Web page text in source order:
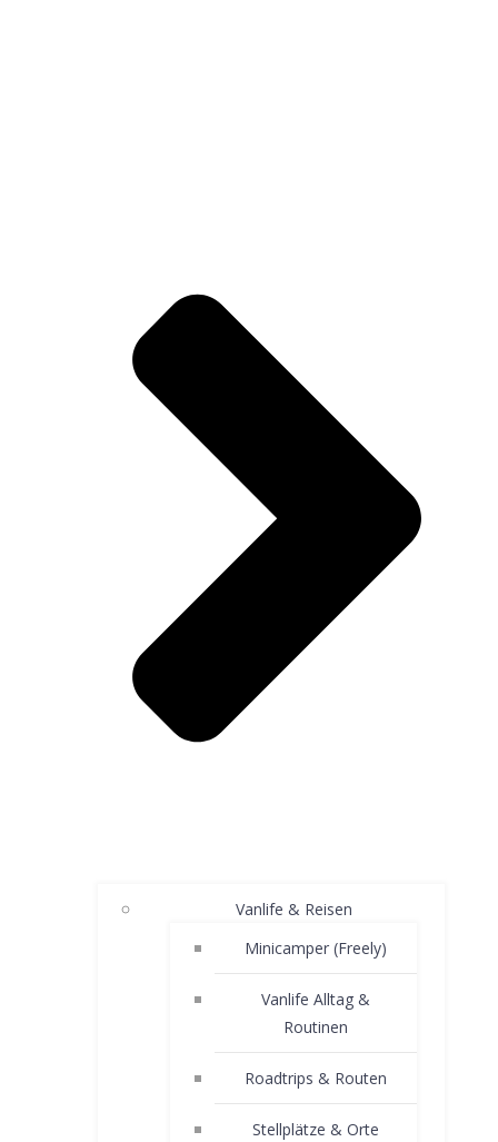
Vanlife & Reisen
Minicamper (Freely)
Vanlife Alltag &
Routinen
Roadtrips & Routen
Stellplätze & Orte